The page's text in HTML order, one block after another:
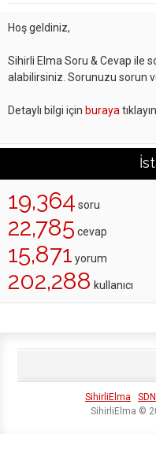
Hoş geldiniz,
Sihirli Elma Soru & Cevap ile
alabilirsiniz. Sorunuzu sorun
Detaylı bilgi için buraya tıklayın.
19,364 soru
22,785 cevap
15,871 yorum
202,288 kullanıcı
SihirliElma
SihirliElma ©